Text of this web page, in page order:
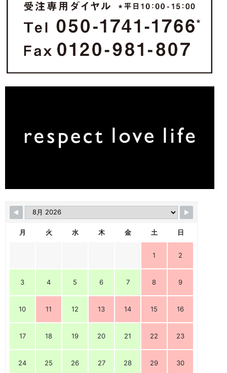
月 火 水 木 金 土 日
1 2
3 4 5 6 7 8 9
10 11 12 13 14 15 16
17 18 19 20 21 22 23
24 25 26 27 28 29 30